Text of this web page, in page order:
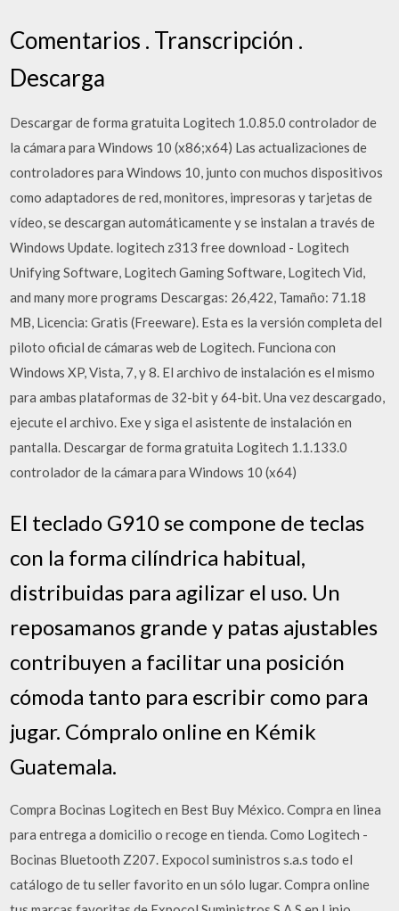
Comentarios . Transcripción .
Descarga
Descargar de forma gratuita Logitech 1.0.85.0 controlador de
la cámara para Windows 10 (x86;x64) Las actualizaciones de
controladores para Windows 10, junto con muchos dispositivos
como adaptadores de red, monitores, impresoras y tarjetas de
vídeo, se descargan automáticamente y se instalan a través de
Windows Update. logitech z313 free download - Logitech
Unifying Software, Logitech Gaming Software, Logitech Vid,
and many more programs Descargas: 26,422, Tamaño: 71.18
MB, Licencia: Gratis (Freeware). Esta es la versión completa del
piloto oficial de cámaras web de Logitech. Funciona con
Windows XP, Vista, 7, y 8. El archivo de instalación es el mismo
para ambas plataformas de 32-bit y 64-bit. Una vez descargado,
ejecute el archivo. Exe y siga el asistente de instalación en
pantalla. Descargar de forma gratuita Logitech 1.1.133.0
controlador de la cámara para Windows 10 (x64)
El teclado G910 se compone de teclas
con la forma cilíndrica habitual,
distribuidas para agilizar el uso. Un
reposamanos grande y patas ajustables
contribuyen a facilitar una posición
cómoda tanto para escribir como para
jugar. Cómpralo online en Kémik
Guatemala.
Compra Bocinas Logitech en Best Buy México. Compra en linea
para entrega a domicilio o recoge en tienda. Como Logitech -
Bocinas Bluetooth Z207. Expocol suministros s.a.s todo el
catálogo de tu seller favorito en un sólo lugar. Compra online